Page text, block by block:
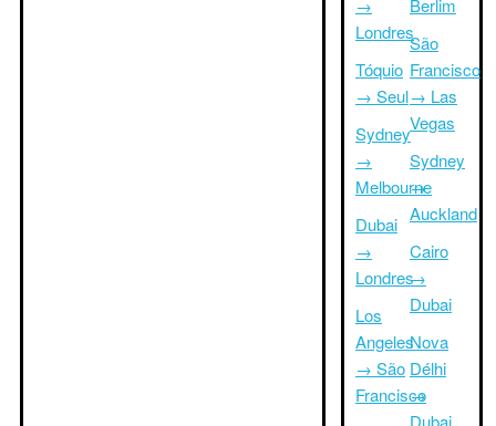
→
Londres
Tóquio
→ Seul
Sydney
→
Melbourne
Dubai
→
Londres
Los
Angeles
→ São
Francisco
Berlim
São
Francisco
→ Las
Vegas
Sydney
→
Auckland
Cairo
→
Dubai
Nova
Délhi
→
Dubai